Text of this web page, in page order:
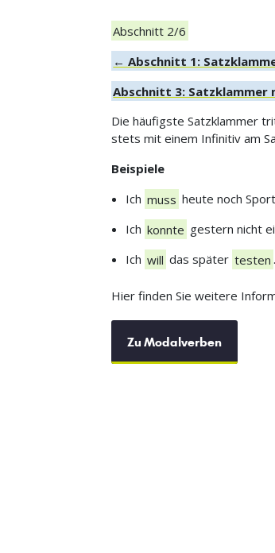
Abschnitt 2/6
← Abschnitt 1:
Abschnitt 3:
Die häufigste Satzklammer
stets mit einem Infinitiv am
Beispiele
Ich muss heute noch Sport
Ich konnte gestern nicht
Ich will das später testen .
Hier finden Sie weitere
Zu Modalverben